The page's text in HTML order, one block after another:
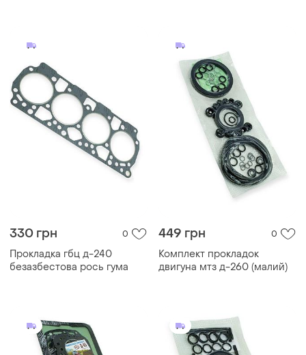
330 грн 0
Прокладка гбц д-240
безазбестова рось гума
449 грн 0
Комплект прокладок
двигуна мтз д-260 (малий)